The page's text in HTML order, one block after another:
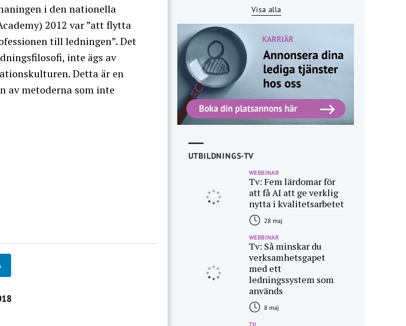
i den nationella
2012 var ”att flytta
till ledningen”. Det
inte ägs av
Detta är en
metoderna som inte
Visa alla
UTBILDNINGS-TV
WEBBINAR
Tv: Fem lärdomar för
att få AI att ge verklig
nytta i kvalitetsarbetet
28 maj
WEBBINAR
Tv: Så minskar du
verksamhetsgapet
med ett
ledningssystem som
används
8 maj
TV